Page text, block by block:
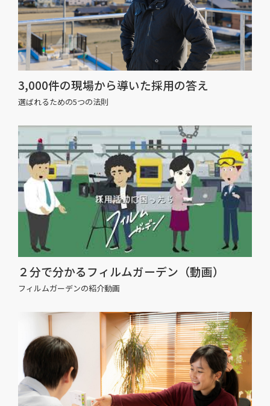
3,000件の現場から導いた採用の答え
選ばれるための5つの法則
２分で分かるフィルムガーデン（動画）
フィルムガーデンの紹介動画